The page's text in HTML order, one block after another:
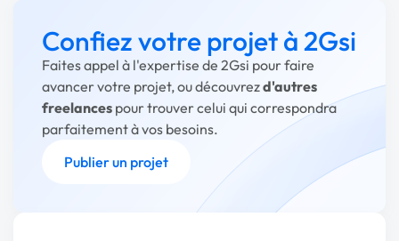
Confiez votre projet à 2Gsi
Faites appel à l'expertise de 2Gsi pour faire
avancer votre projet, ou découvrezd'autres
freelances pour trouver celui qui correspondra
parfaitement à vos besoins.
Publier un projet